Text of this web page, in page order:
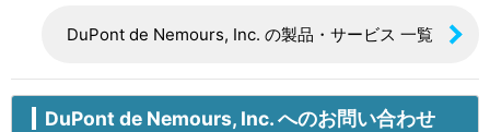
DuPont de Nemours, Inc. の製品・サービス 一覧
DuPont de Nemours, Inc. へのお問い合わせ